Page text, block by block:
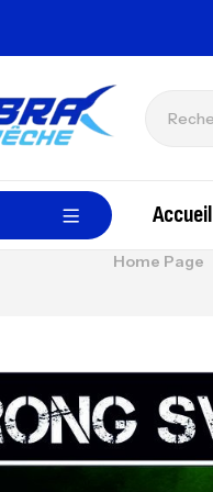
Accueil
Home Page